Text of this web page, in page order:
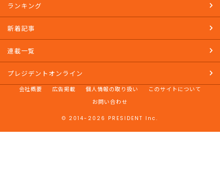
ランキング
新着記事
連載一覧
プレジデントオンライン
会社概要 広告掲載 個人情報の取り扱い
このサイトについて
お問い合わせ
© 2014-2026 PRESIDENT Inc.